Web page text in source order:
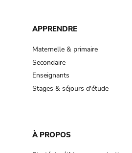
APPRENDRE
Maternelle & primaire
Secondaire
Enseignants
Stages & séjours d'étude
À PROPOS